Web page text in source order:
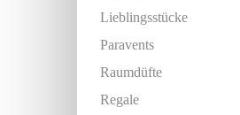
Lieblingsstücke
Paravents
Raumdüfte
Regale